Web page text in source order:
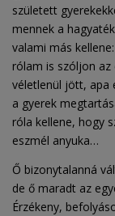
született
mennek a
valami más
rólam is szóljon az
véletlenül jött, apa
a gyerek
róla kellene, hogy
eszmél anyuka…
Ő bizonytalanná
de ő maradt az
Érzékeny,